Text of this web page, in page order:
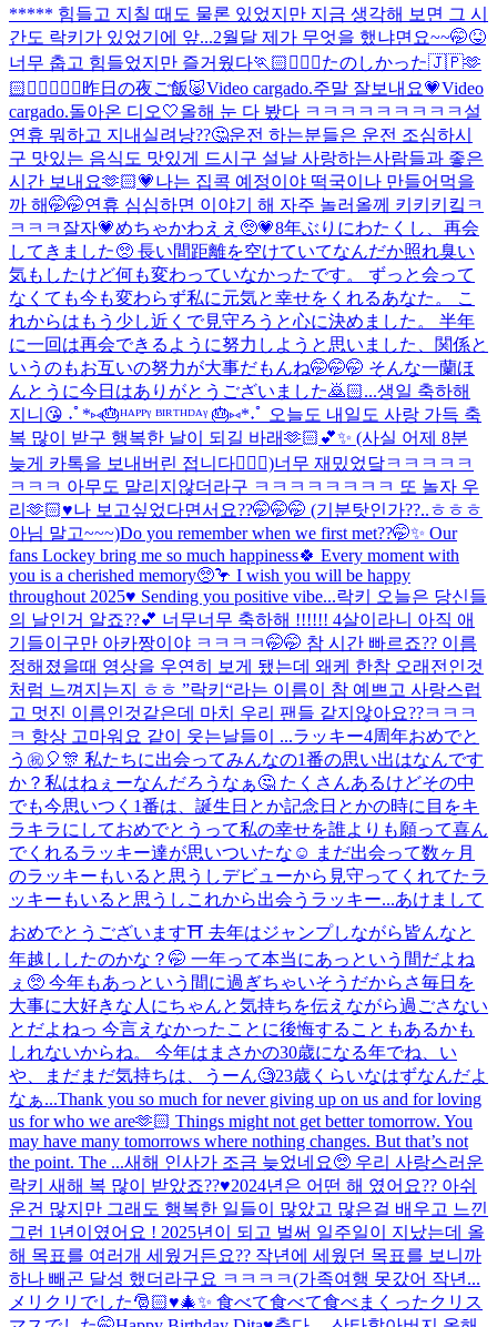
***** 힘들고 지칠 때도 물론 있었지만 지금 생각해 보면 그 시
간도 락키가 있었기에 앞...2월달 제가 무엇을 했냐면요~~🤭😝
너무 춥고 힘들었지만 즐거웠다🏃🏻🏃🏻‍♀️たのしかった🇯🇵🫶
🏻👩🏻‍❤️‍👩🏻昨日の夜ご飯🐷Video cargado.주말 잘보내요💗Video
cargado.돌아온 디오🤍올해 눈 다 봤다 ㅋㅋㅋㅋㅋㅋㅋㅋㅋ 설
연휴 뭐하고 지내실려낭??🤔운전 하는분들은 운전 조심하시
구 맛있는 음식도 맛있게 드시구 설날 사랑하는사람들과 좋은
시간 보내요🫶🏻💗나는 집콕 예정이야 떡국이나 만들어먹을
까 해🤭🤭연휴 심심하면 이야기 해 자주 놀러올께 키키키킼ㅋ
ㅋㅋㅋ 잘자💗めちゃかわええ🥺💗8年ぶりにわたくし、再会
してきました🥺 長い間距離を空けていてなんだか照れ臭い
気もしたけど何も変わっていなかったです。 ずっと会って
なくても今も変わらず私に元気と幸せをくれるあなた。 こ
れからはもう少し近くで見守ろうと心に決めました。 半年
に一回は再会できるように努力しようと思いました、関係と
いうのもお互いの努力が大事だもんね🤭🤭🤭 そんな一蘭ほ
んとうに今日はありがとうございました🙇🏻...생일 축하해
지니😘 ˖ﾟ*⑅🎂ᴴᴬᴾᴾᵞ ᴮᴵᴿᵀᴴᴰᴬᵞ 🎂⑅*˖ﾟ 오늘도 내일도 사랑 가득 축
복 많이 받구 행복한 날이 되길 바래🫶🏻💕✨ (사실 어제 8분
늦게 카톡을 보내버린 접니다🙇🏻‍♀️)너무 재밌었닼ㅋㅋㅋㅋㅋ
ㅋㅋㅋ 아무도 말리지않더라구 ㅋㅋㅋㅋㅋㅋㅋㅋ 또 놀자 우
리🫶🏻♥️나 보고싶었다면서요??🤭🤭🤭 (기분탓인가??..ㅎㅎㅎ
아님 말고~~~)Do you remember when we first met??🤭✨ Our
fans Lockey bring me so much happiness🍀 Every moment with
you is a cherished memory🥺🦩 I wish you will be happy
throughout 2025♥️ Sending you positive vibe...락키 오늘은 당신들
의 날인거 알죠??💕 너무너무 축하해 !!!!!! 4살이라니 아직 애
기들이구만 아카짱이야 ㅋㅋㅋㅋ🤭🤭 참 시간 빠르죠?? 이름
정해졌을때 영상을 우연히 보게 됐는데 왜케 한참 오래전인것
처럼 느껴지는지 ㅎㅎ ”락키“라는 이름이 참 예쁘고 사랑스럽
고 멋진 이름인것같은데 마치 우리 팬들 같지않아요??ㅋㅋㅋ
ㅋ 항상 고마워요 같이 웃는날들이 ...ラッキー4周年おめでと
う㊗️🎈🎊 私たちに出会ってみんなの1番の思い出はなんです
か？私はねぇーなんだろうなぁ🤔 たくさんあるけどその中
でも今思いつく1番は、誕生日とか記念日とかの時に目をキ
ラキラにしておめでとうって私の幸せを誰よりも願って喜ん
でくれるラッキー達が思いついたな☺️ まだ出会って数ヶ月
のラッキーもいると思うしデビューから見守ってくれてたラ
ッキーもいると思うしこれから出会うラッキー...あけまして
おめでとうございます⛩ 去年はジャンプしながら皆んなと
年越ししたのかな？🤭 一年って本当にあっという間だよね
ぇ🥺 今年もあっという間に過ぎちゃいそうだからさ毎日を
大事に大好きな人にちゃんと気持ちを伝えながら過ごさない
とだよねっ 今言えなかったことに後悔することもあるかも
しれないからね。 今年はまさかの30歳になる年でね、い
や、まだまだ気持ちは、うーん🧐23歳くらいなはずなんだよ
なぁ...Thank you so much for never giving up on us and for loving
us for who we are🫶🏻 Things might not get better tomorrow. You
may have many tomorrows where nothing changes. But that’s not
the point. The ...새해 인사가 조금 늦었네요🥺 우리 사랑스러운
락키 새해 복 많이 받았죠??♥️2024년은 어떤 해 였어요?? 아쉬
운건 많지만 그래도 행복한 일들이 많았고 많은걸 배우고 느낀
그런 1년이였어요 ! 2025년이 되고 벌써 일주일이 지났는데 올
해 목표를 여러개 세웠거든요?? 작년에 세웠던 목표를 보니까
하나 빼곤 달성 했더라구요 ㅋㅋㅋㅋ(가족여행 못갔어 작년...
メリクリでした🎅🏻♥️🎄✨ 食べて食べて食べまくったクリス